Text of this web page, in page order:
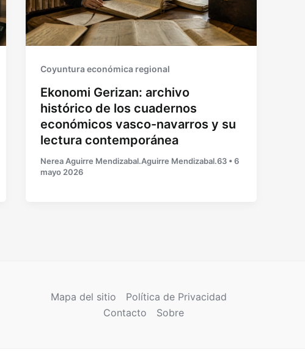
Coyuntura económica regional
Ekonomi Gerizan: archivo
histórico de los cuadernos
económicos vasco-navarros y su
lectura contemporánea
Nerea Aguirre Mendizabal.Aguirre Mendizabal.63 •6
mayo 2026
Mapa del sitio
Política de Privacidad
Contacto
Sobre